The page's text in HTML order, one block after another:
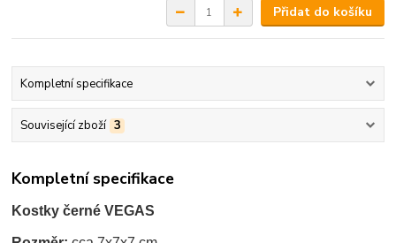
Přidat do košíku
Kompletní specifikace
Související zboží 3
Kompletní specifikace
Kostky černé VEGAS